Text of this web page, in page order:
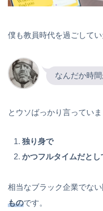
僕も教員時代を過ごしてい
なんだか時
とウソばっかり言っていま
独り身で
かつフルタイムだとし
相当なブラック企業でな
ものです。